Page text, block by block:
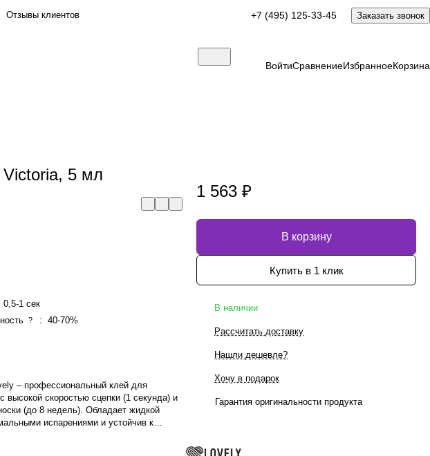
Отзывы клиентов +7 (495) 125-33-45 Заказать звонок
ВойтиСравнениеИзбранноеКорзина
5 мл
0,5-1 сек
? :
40-70%
– профессиональный клей для
высокой скоростью сцепки (1 секунда) и
(до 8 недель). Обладает жидкой
испарениями и устойчив к
премиальным дизайном
опытных мастеров и любого вида
1 563 ₽
В корзину
Купить в 1 клик
В наличии
Рассчитать доставку
Нашли дешевле?
Хочу в подарок
Гарантия оригинальности продукта